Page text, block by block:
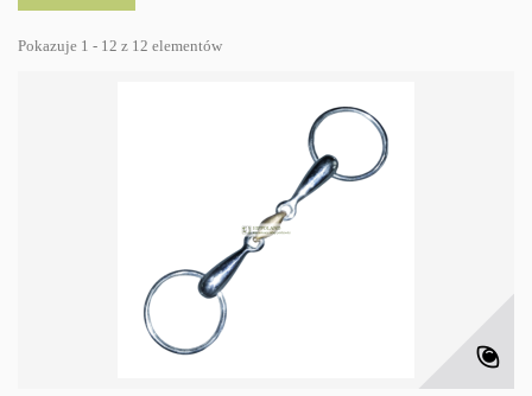
Pokazuje 1 - 12 z 12 elementów